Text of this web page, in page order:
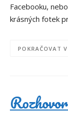
Facebooku,
krásných fotek
POKRAČOVAT